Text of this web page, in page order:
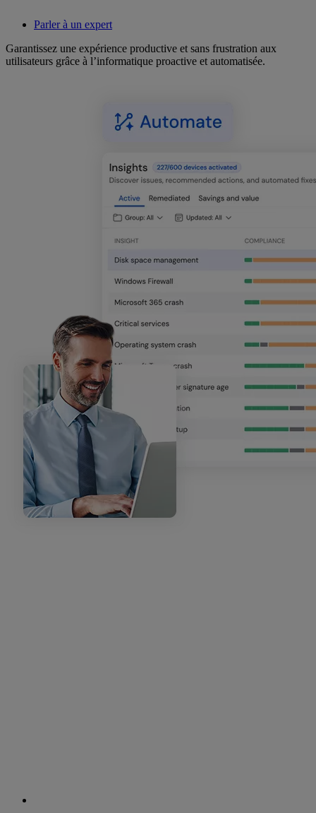
Parler à un expert
Garantissez une expérience productive et sans frustration aux
utilisateurs grâce à l’informatique proactive et automatisée.